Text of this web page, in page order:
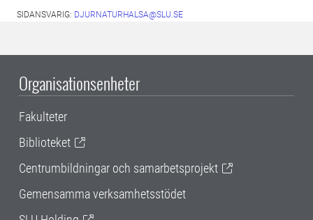
SIDANSVARIG: DJURNATURHALSA@SLU.SE
Organisationsenheter
Fakulteter
Biblioteket
Centrumbildningar och samarbetsprojekt
Gemensamma verksamhetsstödet